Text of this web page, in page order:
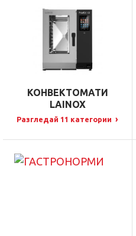
КОНВЕКТОМАТИ
LAINOX
Разгледай 11 категории ›